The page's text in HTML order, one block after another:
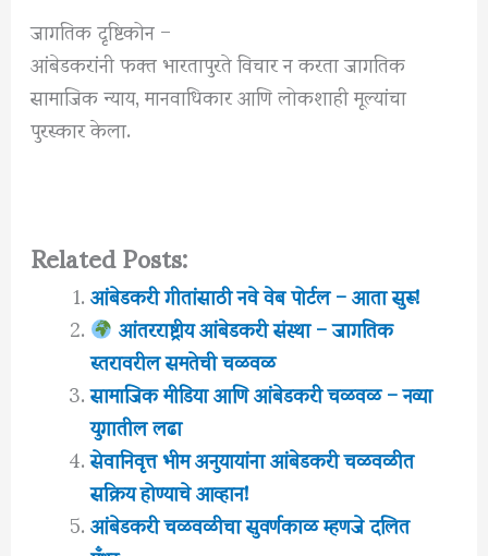
जागतिक दृष्टिकोन –
आंबेडकरांनी फक्त भारतापुरते विचार न करता जागतिक
सामाजिक न्याय, मानवाधिकार आणि लोकशाही मूल्यांचा
पुरस्कार केला.
Related Posts:
आंबेडकरी गीतांसाठी नवे वेब पोर्टल – आता सुरू!
आंतरराष्ट्रीय आंबेडकरी संस्था – जागतिक
स्तरावरील समतेची चळवळ
सामाजिक मीडिया आणि आंबेडकरी चळवळ – नव्या
युगातील लढा
सेवानिवृत्त भीम अनुयायांना आंबेडकरी चळवळीत
सक्रिय होण्याचे आव्हान!
आंबेडकरी चळवळीचा सुवर्णकाळ म्हणजे दलित